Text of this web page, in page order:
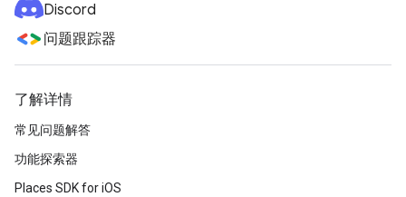
Discord
问题跟踪器
了解详情
常见问题解答
功能探索器
Places SDK for iOS